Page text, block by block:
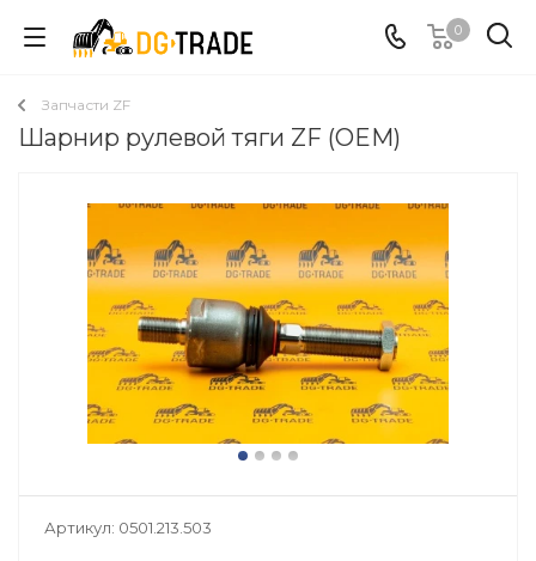
0
Запчасти ZF
Шарнир рулевой тяги ZF (OEM)
Артикул: 0501.213.503